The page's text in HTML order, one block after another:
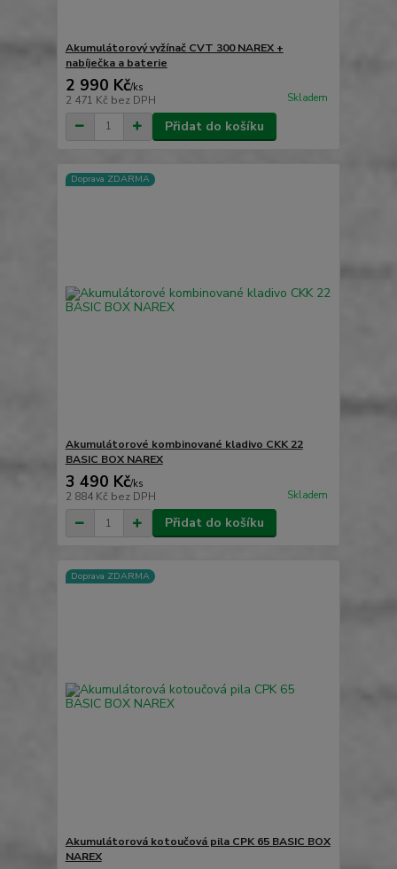
Akumulátorový vyžínač CVT 300 NAREX +
nabíječka a baterie
2 990 Kč/ks
2 471 Kč bez DPH Skladem
Přidat do košíku
Doprava ZDARMA
Akumulátorové kombinované kladivo CKK 22
BASIC BOX NAREX
3 490 Kč/ks
2 884 Kč bez DPH Skladem
Přidat do košíku
Doprava ZDARMA
Akumulátorová kotoučová pila CPK 65 BASIC BOX
NAREX